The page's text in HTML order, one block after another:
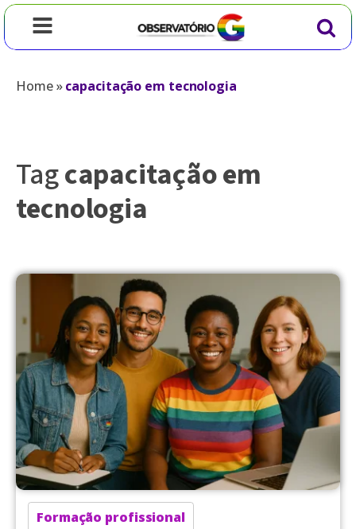
Home»capacitação em tecnologia
Tagcapacitação em
tecnologia
Formação profissional